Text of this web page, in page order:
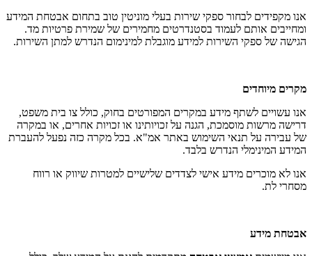
אנו מקפידים לבחור ספקי שירות בעלי מוניטין טוב בתחום אבטחת המידע
ומחייבים אותם לעמוד בסטנדרטים מחמירים של שמירת פרטיות מד.
הגישה של ספקי השירות למידע מוגבלת למינימום הנדרש למתן השירות.
מקרים מיוחדים
אנו עשויים לשתף מידע במקרים המפורטים בחוק, כולל צו בית משפט,
דרישה מרשות מוסמכת, הגנה על זכויותינו או זכויות אחרים, או במקרה
של עבירה על תנאי השימוש באתר אמ"א. בכל מקרה כזה נפעל להעברת
המידע המינימלי הנדרש בלבד.
אנו לא מוכרים מידע אישי לצדדים שלישיים למטרות שיווק או רווח
מסחרי לת.
אבטחת מידע